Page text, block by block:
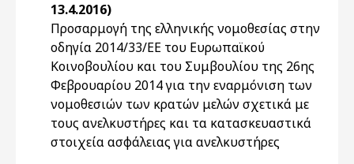
13.4.2016)
Προσαρμογή της ελληνικής νομοθεσίας στην
οδηγία 2014/33/ΕE του Ευρωπαϊκού
Κοινοβουλίου και του Συμβουλίου της 26ης
Φεβρουαρίου 2014 για την εναρμόνιση των
νομοθεσιών των κρατών μελών σχετικά με
τους ανελκυστήρες και τα κατασκευαστικά
στοιχεία ασφάλειας για ανελκυστήρες